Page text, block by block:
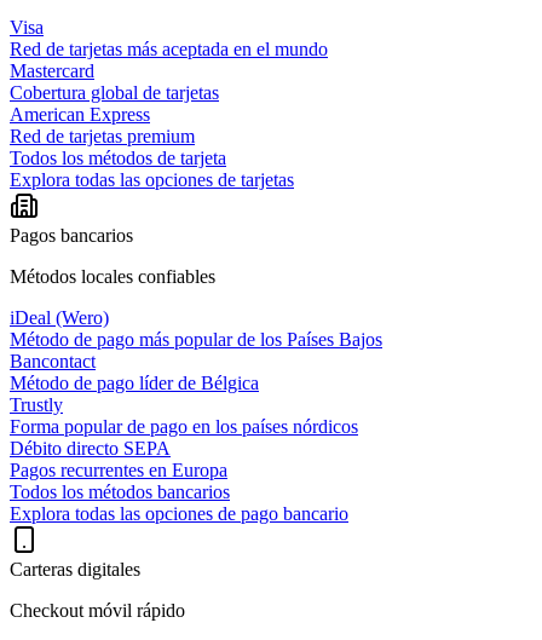
Visa
Red de tarjetas más aceptada en el mundo
Mastercard
Cobertura global de tarjetas
American Express
Red de tarjetas premium
Todos los métodos de tarjeta
Explora todas las opciones de tarjetas
Pagos bancarios
Métodos locales confiables
iDeal (Wero)
Método de pago más popular de los Países Bajos
Bancontact
Método de pago líder de Bélgica
Trustly
Forma popular de pago en los países nórdicos
Débito directo SEPA
Pagos recurrentes en Europa
Todos los métodos bancarios
Explora todas las opciones de pago bancario
Carteras digitales
Checkout móvil rápido